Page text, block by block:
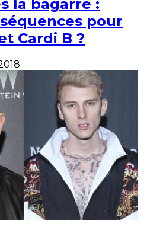
la bagarre :
pour
Cardi B ?